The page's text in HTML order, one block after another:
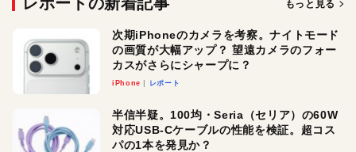
もっと見る
次期iPhoneのカメラを考察。ナイトモード
の画質が大幅アップ？ 望遠カメラのフォー
カスがさらにシャープに？
iPhone レポート
半信半疑。100均・Seria（セリア）の60W
対応USB-Cケーブルの性能を検証。超コス
パの1本を発見か？